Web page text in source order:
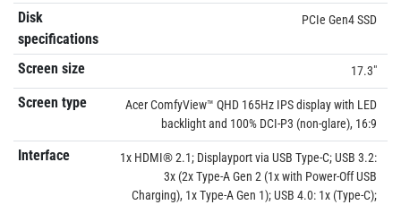
Disk
specifications
PCIe Gen4 SSD
Screen size 17.3"
Screen type
Acer ComfyView™ QHD 165Hz IPS display with LED
backlight and 100% DCI-P3 (non-glare), 16:9
Interface
1x HDMI® 2.1; Displayport via USB Type-C; USB 3.2:
3x (2x Type-A Gen 2 (1x with Power-Off USB
Charging), 1x Type-A Gen 1); USB 4.0: 1x (Type-C);